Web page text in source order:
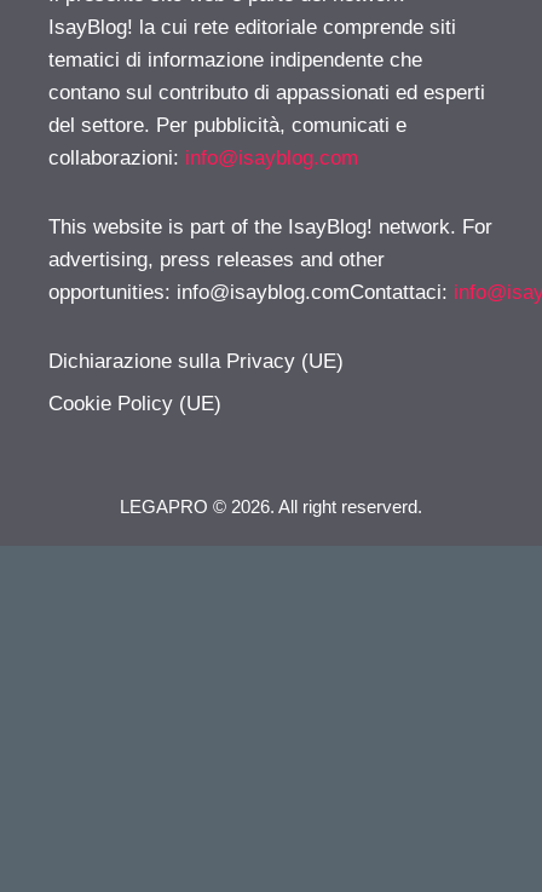
IsayBlog! la cui rete editoriale comprende siti
tematici di informazione indipendente che
contano sul contributo di appassionati ed esperti
del settore. Per pubblicità, comunicati e
collaborazioni: info@isayblog.com
This website is part of the IsayBlog! network. For
advertising, press releases and other
opportunities: info@isayblog.comContattaci:
Dichiarazione sulla Privacy (UE)
Cookie Policy (UE)
LEGAPRO © 2026. All right reserverd.